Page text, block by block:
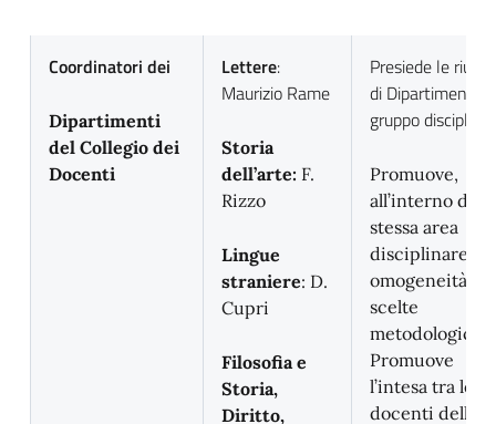
Coordinatori dei
Dipartimenti
del Collegio dei
Docenti
Lettere:
Maurizio Rame
Storia
dell’arte: F.
Rizzo
Lingue
straniere: D.
Cupri
Filosofia e
Storia,
Diritto,
Presiede le
di Dipartimento o
gruppo
Promuove,
all’interno della
stessa area
disciplinare,
omogeneità di
scelte
Promuove
l’intesa tra le/i
docenti della